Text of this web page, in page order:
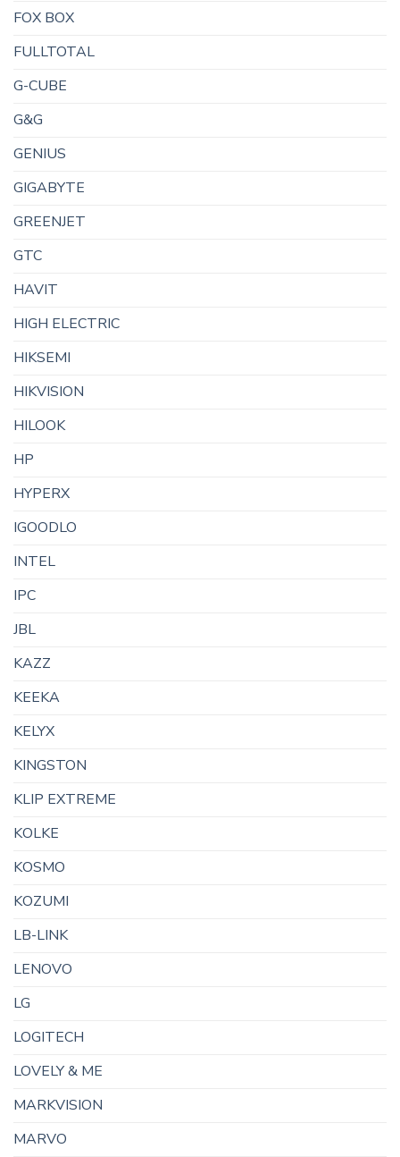
FOX BOX
FULLTOTAL
G-CUBE
G&G
GENIUS
GIGABYTE
GREENJET
GTC
HAVIT
HIGH ELECTRIC
HIKSEMI
HIKVISION
HILOOK
HP
HYPERX
IGOODLO
INTEL
IPC
JBL
KAZZ
KEEKA
KELYX
KINGSTON
KLIP EXTREME
KOLKE
KOSMO
KOZUMI
LB-LINK
LENOVO
LG
LOGITECH
LOVELY & ME
MARKVISION
MARVO